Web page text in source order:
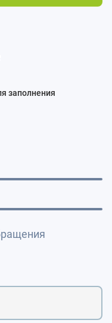
заполнения